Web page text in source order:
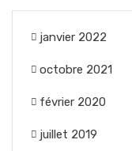
janvier 2022
octobre 2021
février 2020
juillet 2019